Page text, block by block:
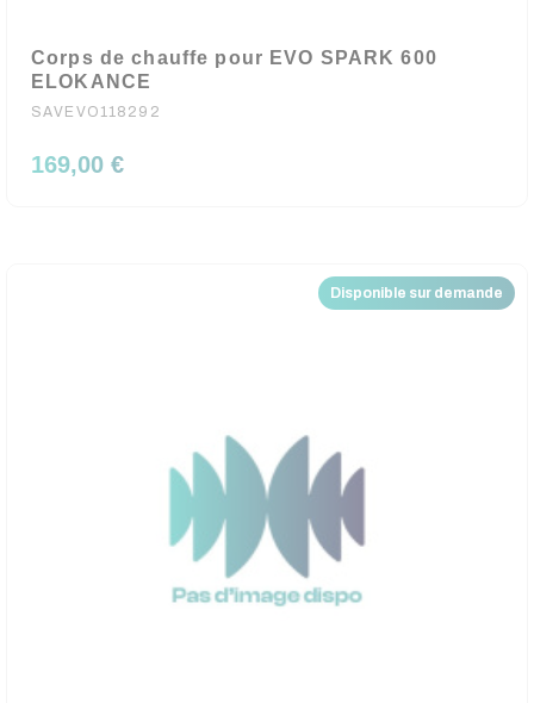
Corps de chauffe pour EVO SPARK 600
ELOKANCE
SAVEVO118292
169,00 €
Disponible sur demande